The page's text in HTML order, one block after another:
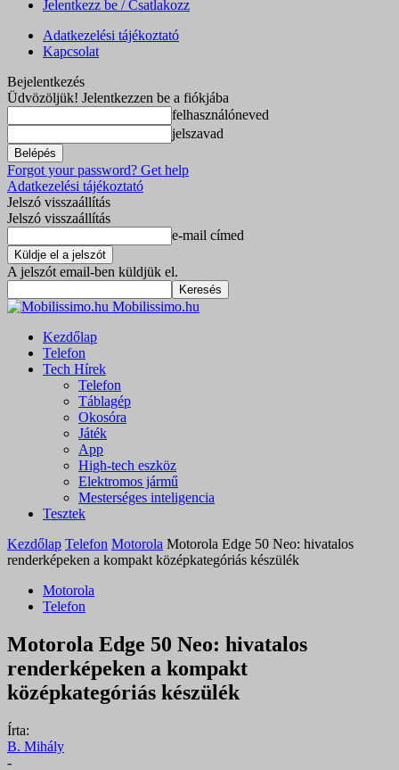
Jelentkezz be / Csatlakozz
Adatkezelési tájékoztató
Kapcsolat
Bejelentkezés
Üdvözöljük! Jelentkezzen be a fiókjába
felhasználóneved
jelszavad
Forgot your password? Get help
Adatkezelési tájékoztató
Jelszó visszaállítás
Jelszó visszaállítás
e-mail címed
A jelszót email-ben küldjük el.
Mobilissimo.hu
Kezdőlap
Telefon
Tech Hírek
Telefon
Táblagép
Okosóra
Játék
App
High-tech eszköz
Elektromos jármű
Mesterséges inteligencia
Tesztek
Kezdőlap Telefon Motorola Motorola Edge 50 Neo: hivatalos
renderképeken a kompakt középkategóriás készülék
Motorola
Telefon
Motorola Edge 50 Neo: hivatalos
renderképeken a kompakt
középkategóriás készülék
Írta:
B. Mihály
-